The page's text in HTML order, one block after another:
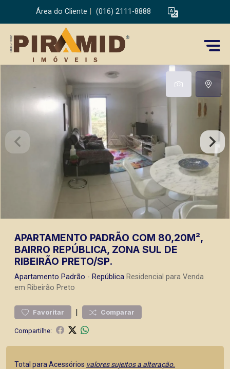
Área do Cliente (016) 2111-8888
APARTAMENTO PADRÃO COM 80,20M²,
BAIRRO REPÚBLICA, ZONA SUL DE
RIBEIRÃO PRETO/SP.
Apartamento Padrão - República Residencial para Venda
em Ribeirão Preto
Favoritar | Comparar
Compartilhe:
Total para Acessórios valores sujeitos a alteração.